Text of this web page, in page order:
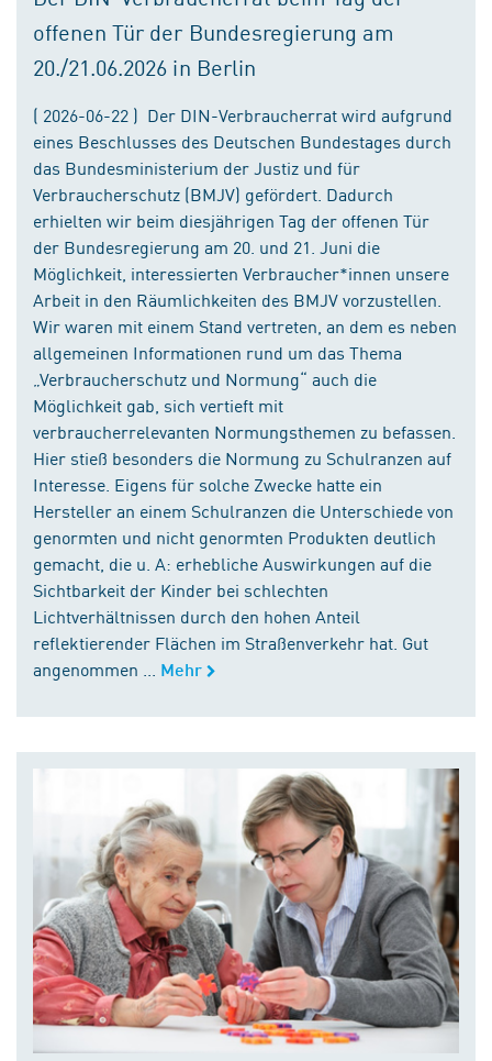
offenen Tür der Bundesregierung am
20./21.06.2026 in Berlin
( 2026-06-22 ) Der DIN-Verbraucherrat wird aufgrund
eines Beschlusses des Deutschen Bundestages durch
das Bundesministerium der Justiz und für
Verbraucherschutz (BMJV) gefördert. Dadurch
erhielten wir beim diesjährigen Tag der offenen Tür
der Bundesregierung am 20. und 21. Juni die
Möglichkeit, interessierten Verbraucher*innen unsere
Arbeit in den Räumlichkeiten des BMJV vorzustellen.
Wir waren mit einem Stand vertreten, an dem es neben
allgemeinen Informationen rund um das Thema
„Verbraucherschutz und Normung“ auch die
Möglichkeit gab, sich vertieft mit
verbraucherrelevanten Normungsthemen zu befassen.
Hier stieß besonders die Normung zu Schulranzen auf
Interesse. Eigens für solche Zwecke hatte ein
Hersteller an einem Schulranzen die Unterschiede von
genormten und nicht genormten Produkten deutlich
gemacht, die u. A: erhebliche Auswirkungen auf die
Sichtbarkeit der Kinder bei schlechten
Lichtverhältnissen durch den hohen Anteil
reflektierender Flächen im Straßenverkehr hat. Gut
angenommen ...
Mehr